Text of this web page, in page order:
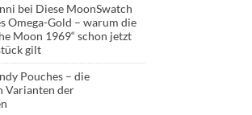
bei Diese MoonSwatch
Omega-Gold – warum die
Moon 1969“ schon jetzt
gilt
Pouches – die
Varianten der